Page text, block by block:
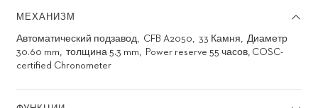
МЕХАНИЗМ
Автоматический подзавод CFB A2050 33 Камня
Диаметр
30.60 mm
толщина 5.3 mm
Power reserve 55 часов, COSC-
certified Chronometer